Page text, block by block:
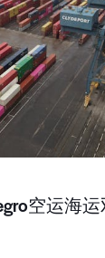
空运海